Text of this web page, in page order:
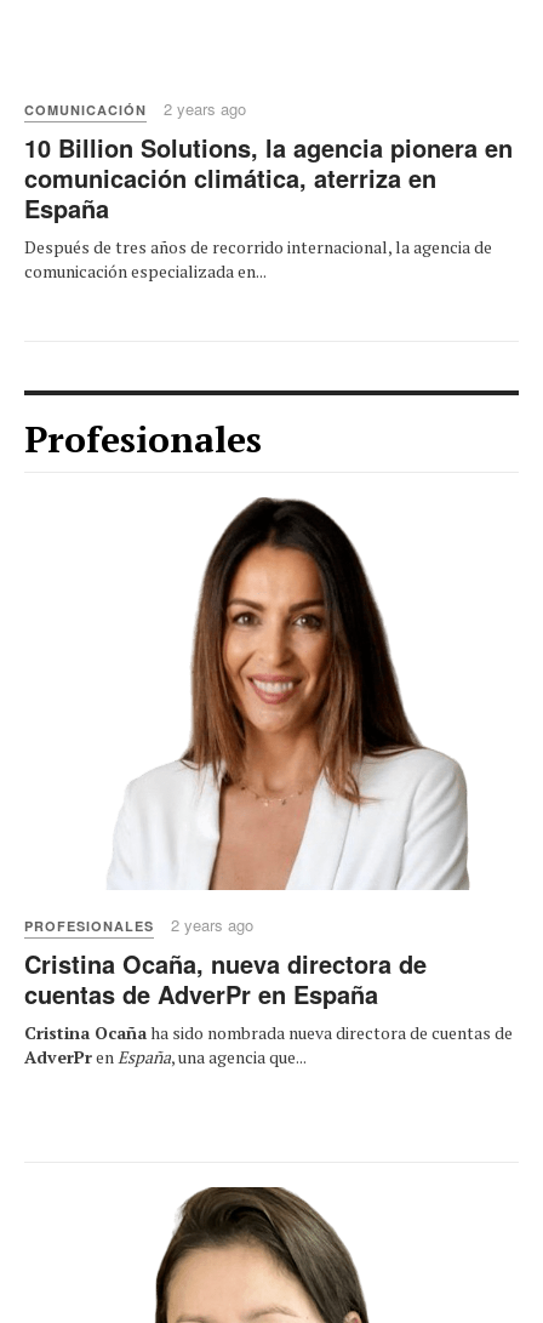
COMUNICACIÓN 2 years ago
10 Billion Solutions, la agencia pionera en
comunicación climática, aterriza en
España
Después de tres años de recorrido internacional, la agencia de
comunicación especializada en...
Profesionales
PROFESIONALES 2 years ago
Cristina Ocaña, nueva directora de
cuentas de AdverPr en España
Cristina Ocañaha sido nombrada nueva directora de cuentas de
AdverPrenEspaña, una agencia que...